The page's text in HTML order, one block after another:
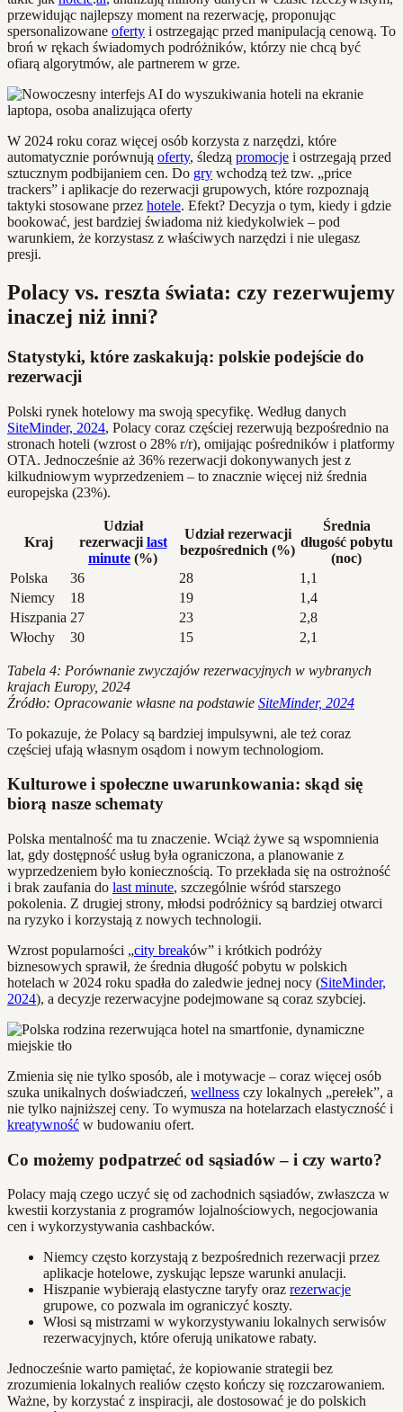
przewidując najlepszy moment na rezerwację, proponując
spersonalizowane oferty i ostrzegając przed manipulacją cenową. To
broń w rękach świadomych podróżników, którzy nie chcą być
ofiarą algorytmów, ale partnerem w grze.
W 2024 roku coraz więcej osób korzysta z narzędzi, które
automatycznie porównują oferty, śledzą promocje i ostrzegają przed
sztucznym podbijaniem cen. Do gry wchodzą też tzw. „price
trackers” i aplikacje do rezerwacji grupowych, które rozpoznają
taktyki stosowane przez hotele. Efekt? Decyzja o tym, kiedy i gdzie
bookować, jest bardziej świadoma niż kiedykolwiek – pod
warunkiem, że korzystasz z właściwych narzędzi i nie ulegasz
presji.
Polacy vs. reszta świata: czy rezerwujemy
inaczej niż inni?
Statystyki, które zaskakują: polskie podejście do
rezerwacji
Polski rynek hotelowy ma swoją specyfikę. Według danych
SiteMinder, 2024, Polacy coraz częściej rezerwują bezpośrednio na
stronach hoteli (wzrost o 28% r/r), omijając pośredników i platformy
OTA. Jednocześnie aż 36% rezerwacji dokonywanych jest z
kilkudniowym wyprzedzeniem – to znacznie więcej niż średnia
europejska (23%).
Kraj
Udział
rezerwacji last
minute (%)
Udział rezerwacji
bezpośrednich (%)
Średnia
długość pobytu
(noc)
Polska
36 28
1,1
Niemcy
18 19
1,4
Hiszpania 27 23
2,8
Włochy
30 15 2,1
Tabela 4: Porównanie zwyczajów rezerwacyjnych w wybranych
krajach Europy, 2024
Źródło: Opracowanie własne na podstawie SiteMinder, 2024
To pokazuje, że Polacy są bardziej impulsywni, ale też coraz
częściej ufają własnym osądom i nowym technologiom.
Kulturowe i społeczne uwarunkowania: skąd się
biorą nasze schematy
Polska mentalność ma tu znaczenie. Wciąż żywe są wspomnienia
lat, gdy dostępność usług była ograniczona, a planowanie z
wyprzedzeniem było koniecznością. To przekłada się na ostrożność
i brak zaufania do last minute, szczególnie wśród starszego
pokolenia. Z drugiej strony, młodsi podróżnicy są bardziej otwarci
na ryzyko i korzystają z nowych technologii.
Wzrost popularności „city breaków” i krótkich podróży
biznesowych sprawił, że średnia długość pobytu w polskich
hotelach w 2024 roku spadła do zaledwie jednej nocy (SiteMinder,
2024), a decyzje rezerwacyjne podejmowane są coraz szybciej.
Zmienia się nie tylko sposób, ale i motywacje – coraz więcej osób
szuka unikalnych doświadczeń, wellness czy lokalnych „perełek”, a
nie tylko najniższej ceny. To wymusza na hotelarzach elastyczność i
kreatywność w budowaniu ofert.
Co możemy podpatrzeć od sąsiadów – i czy warto?
Polacy mają czego uczyć się od zachodnich sąsiadów, zwłaszcza w
kwestii korzystania z programów lojalnościowych, negocjowania
cen i wykorzystywania cashbacków.
Niemcy często korzystają z bezpośrednich rezerwacji przez
aplikacje hotelowe, zyskując lepsze warunki anulacji.
Hiszpanie wybierają elastyczne taryfy oraz rezerwacje
grupowe, co pozwala im ograniczyć koszty.
Włosi są mistrzami w wykorzystywaniu lokalnych serwisów
rezerwacyjnych, które oferują unikatowe rabaty.
Jednocześnie warto pamiętać, że kopiowanie strategii bez
zrozumienia lokalnych realiów często kończy się rozczarowaniem.
Ważne, by korzystać z inspiracji, ale dostosować je do polskich